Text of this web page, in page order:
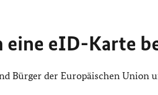
eine eID-Karte
Bürger der Europäischen Union